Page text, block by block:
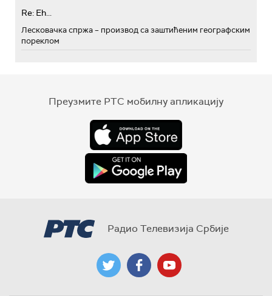
Re: Eh...
Лесковачка спржа – производ са заштићеним географским
пореклом
Преузмите РТС мобилну апликацију
Радио Телевизија Србије